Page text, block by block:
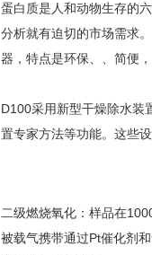
蛋白质是人和动物生存的六大
分析就有迫切的市场需求
器，特点是环保、、简便
D100采用新型干燥除水装置
置专家方法等功能。这些设
二级燃烧氧化：样品在
被载气携带通过Pt催化剂